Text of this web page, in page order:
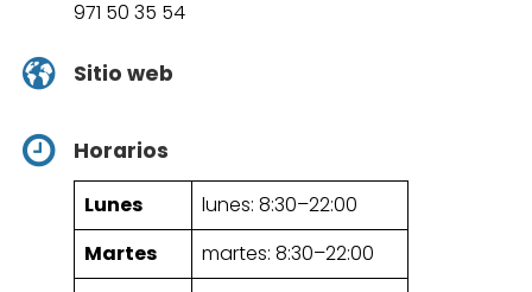
971 50 35 54
Sitio web
Horarios
Lunes
lunes: 8:30–22:00
Martes
martes: 8:30–22:00